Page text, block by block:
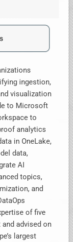
ingestion,
visualization
to Microsoft
to
analytics
in OneLake,
data,
AI
topics,
and
of five
advised on
largest